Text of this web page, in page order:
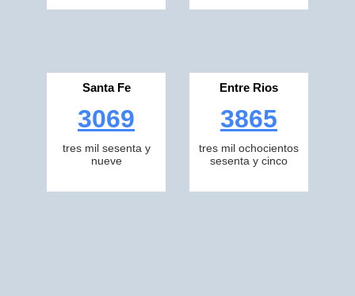
Santa Fe
3069
tres mil sesenta y
nueve
Entre Rios
3865
tres mil ochocientos
sesenta y cinco